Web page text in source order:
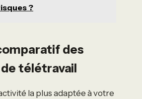
?
des
télétravail
la plus adaptée à votre